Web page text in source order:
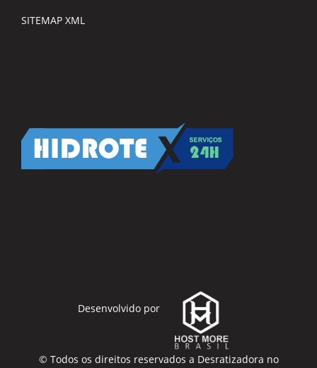
SITEMAP XML
Desenvolvido por
© Todos os direitos reservados a Desratizadora no